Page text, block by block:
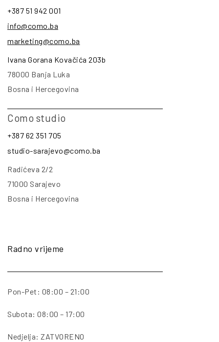
+387 51 942 001
info@como.ba
marketing@como.ba
Ivana Gorana Kovačića 203b
78000 Banja Luka
Bosna i Hercegovina
Como studio
+387 62 351 705
studio-sarajevo@como.ba
Radićeva 2/2
71000 Sarajevo
Bosna i Hercegovina
Radno vrijeme
Pon-Pet: 08:00 – 21:00
Subota: 08:00 – 17:00
Nedjelja: ZATVORENO